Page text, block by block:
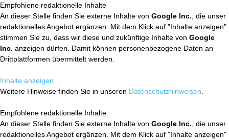
Empfohlene redaktionelle Inhalte
An dieser Stelle finden Sie externe Inhalte von Google Inc. , die unser
redaktionelles Angebot ergänzen. Mit dem Klick auf "Inhalte anzeigen"
stimmen Sie zu, dass wir diese und zukünftige Inhalte von Google
Inc. anzeigen dürfen. Damit können personenbezogene Daten an
Drittplattformen übermittelt werden.
Inhalte anzeigen
Weitere Hinweise finden Sie in unseren Datenschutzhinweisen
Empfohlene redaktionelle Inhalte
An dieser Stelle finden Sie externe Inhalte von Google Inc. , die unser
redaktionelles Angebot ergänzen. Mit dem Klick auf "Inhalte anzeigen"